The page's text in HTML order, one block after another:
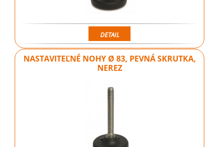
DETAIL
NASTAVITEĽNÉ NOHY Ø 83, PEVNÁ SKRUTKA,
NEREZ